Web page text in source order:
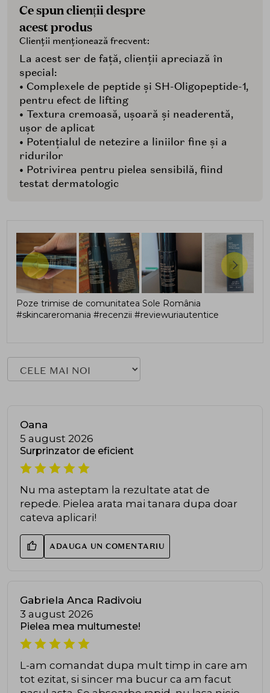
Ce spun clienții despre
acest produs
Clienții menționează frecvent:
La acest ser de față, clienții apreciază în
special:
• Complexele de peptide și SH-Oligopeptide-1,
pentru efect de lifting
• Textura cremoasă, ușoară și neaderentă,
ușor de aplicat
• Potențialul de netezire a liniilor fine și a
ridurilor
• Potrivirea pentru pielea sensibilă, fiind
testat dermatologic
Poze trimise de comunitatea Sole România
#skincareromania #recenzii #reviewuriautentice
Oana
5 august 2026
Surprinzator de eficient
Nu ma asteptam la rezultate atat de
repede. Pielea arata mai tanara dupa doar
cateva aplicari!
ADAUGA UN COMENTARIU
Gabriela Anca Radivoiu
3 august 2026
Pielea mea multumeste!
L-am comandat dupa mult timp in care am
tot ezitat, si sincer ma bucur ca am facut